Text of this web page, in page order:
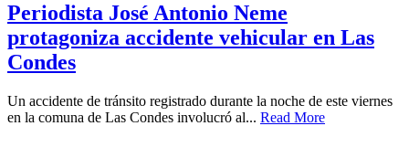
Periodista José Antonio Neme
protagoniza accidente vehicular en Las
Condes
Un accidente de tránsito registrado durante la noche de este viernes
en la comuna de Las Condes involucró al... Read More